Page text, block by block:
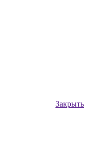
Закрыть